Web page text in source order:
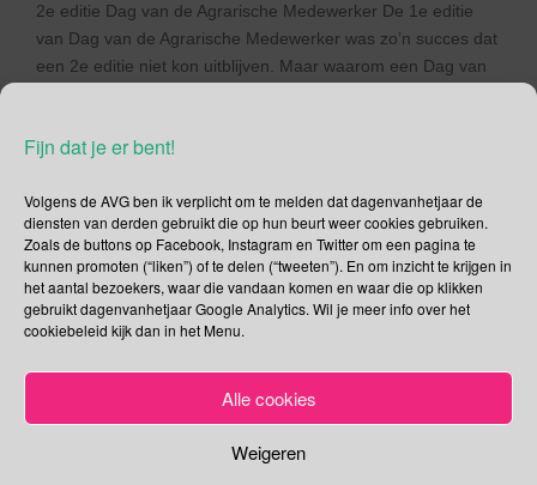
Fijn dat je er bent!
Volgens de AVG ben ik verplicht om te melden dat dagenvanhetjaar de
diensten van derden gebruikt die op hun beurt weer cookies gebruiken.
Zoals de buttons op Facebook, Instagram en Twitter om een pagina te
kunnen promoten (“liken”) of te delen (“tweeten”). En om inzicht te krijgen in
het aantal bezoekers, waar die vandaan komen en waar die op klikken
gebruikt dagenvanhetjaar Google Analytics. Wil je meer info over het
cookiebeleid kijk dan in het Menu.
Alle cookies
Weigeren
2e editie Dag van de Agrarische Medewerker De 1e editie
van Dag van de Agrarische Medewerker was zo’n succes dat
een 2e editie niet kon uitblijven. Maar waarom een Dag van
uitzendkrachten, seizoenarbeiders, voorlichters, loonwerkers,
Lees verder
Je kunt me volgen op